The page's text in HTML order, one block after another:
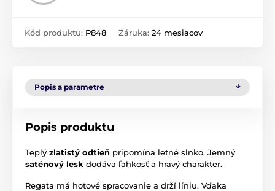
Kód produktu: P848 Záruka: 24 mesiacov
Popis a parametre
Popis produktu
Teplý zlatistý odtieň pripomína letné slnko. Jemný
saténový lesk dodáva ľahkosť a hravý charakter.
Regata má hotové spracovanie a drží líniu. Vďaka